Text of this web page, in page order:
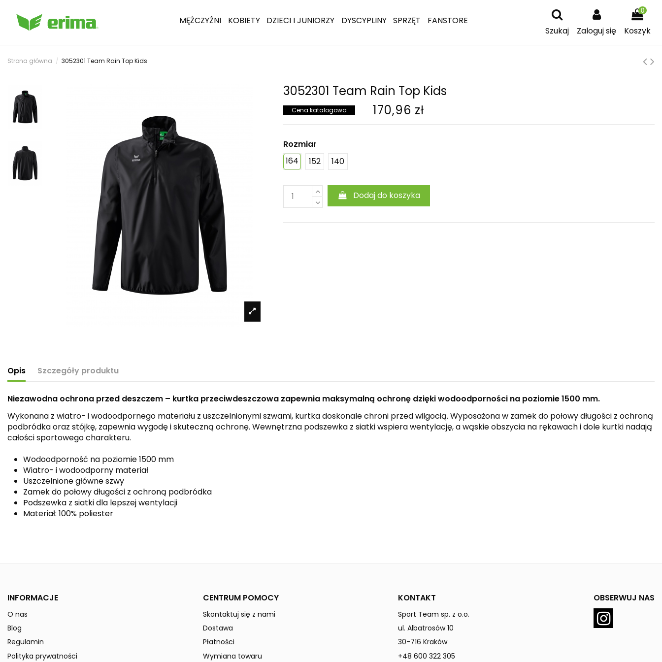
MĘŻCZYŹNI KOBIETY DZIECI I JUNIORZY DYSCYPLINY SPRZĘT
FANSTORE
Szukaj
Zaloguj się
0
Koszyk
Strona główna 3052301 Team Rain Top Kids
3052301 Team Rain Top Kids
Cena katalogowa 170,96 zł
Rozmiar
164
152 140
Dodaj do koszyka
Opis Szczegóły produktu
Niezawodna ochrona przed deszczem – kurtka przeciwdeszczowa zapewnia maksymalną ochronę dzięki wodoodporności na poziomie 1500 mm.
Wykonana z wiatro- i wodoodpornego materiału z uszczelnionymi szwami, kurtka doskonale chroni przed wilgocią. Wyposażona w zamek do połowy długości z ochroną
podbródka oraz stójkę, zapewnia wygodę i skuteczną ochronę. Wewnętrzna podszewka z siatki wspiera wentylację, a wąskie obszycia na rękawach i dole kurtki nadają
całości sportowego charakteru.
Wodoodporność na poziomie 1500 mm
Wiatro- i wodoodporny materiał
Uszczelnione główne szwy
Zamek do połowy długości z ochroną podbródka
Podszewka z siatki dla lepszej wentylacji
Materiał: 100% poliester
W magazynie
» Podmiot odpowiedzialny
INFORMACJE
O nas
Blog
Regulamin
Polityka prywatności
CENTRUM POMOCY
Skontaktuj się z nami
Dostawa
Płatności
Wymiana towaru
KONTAKT
Sport Team sp. z o.o.
ul. Albatrosów 10
30-716 Kraków
+48 600 322 305
OBSERWUJ NAS